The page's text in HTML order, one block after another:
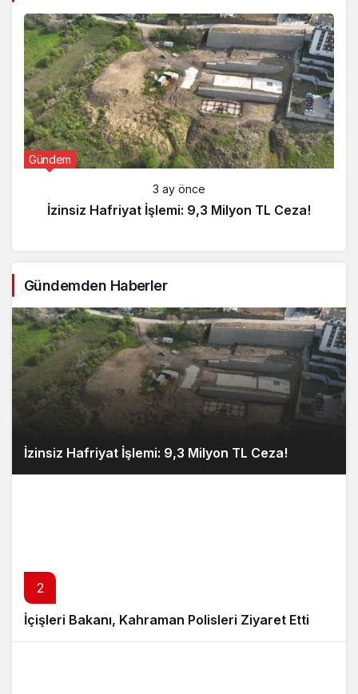
Gündem
3 ay önce
İzinsiz Hafriyat İşlemi: 9,3 Milyon TL Ceza!
Gündemden Haberler
İzinsiz Hafriyat İşlemi: 9,3 Milyon TL Ceza!
2
İçişleri Bakanı, Kahraman Polisleri Ziyaret Etti